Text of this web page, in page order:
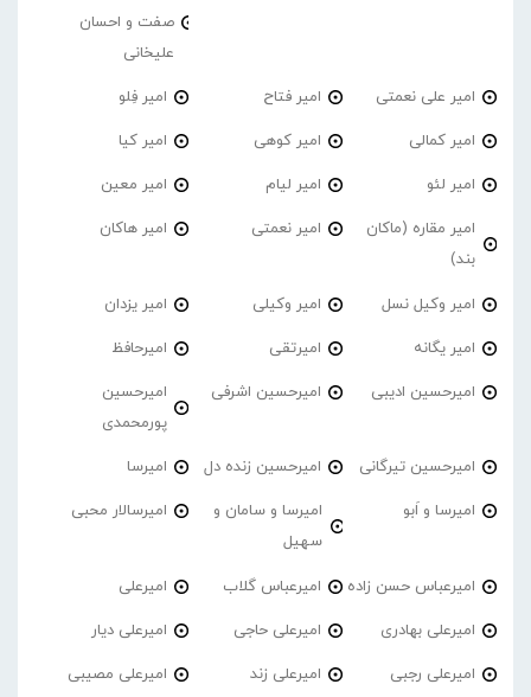
صفت و احسان
علیخانی
امیر علی نعمتی امیر فتاح امیر فِلو
امیر کمالی امیر کوهی امیر کیا
امیر لئو امیر لیام امیر معین
امیر مقاره (ماکان
بند)
امیر نعمتی امیر هاکان
امیر وکیل نسل امیر وکیلی امیر یزدان
امیر یگانه امیرتقی امیرحافظ
امیرحسین ادیبی امیرحسین اشرفی
امیرحسین
پورمحمدی
امیرحسین تیرگانی امیرحسین زنده دل امیرسا
امیرسا و اَبو
امیرسا و سامان و
سهیل
امیرسالار محبی
امیرعباس حسن زاده امیرعباس گلاب امیرعلی
امیرعلی بهادری امیرعلی حاجی امیرعلی دیار
امیرعلی رجبی امیرعلی زند امیرعلی مصیبی